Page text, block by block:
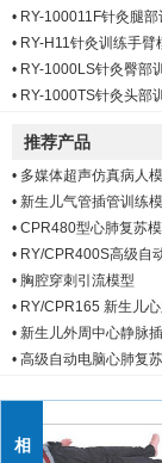
• RY-100011F针灸腿部
• RY-H11针灸训练手臂
• RY-1000LS针灸臀部
• RY-1000TS针灸头部
推荐产品
• 多媒体超声仿真病人
• 新生儿气管插管训练
• CPR480型心肺复苏
• RY/CPR400S高级自
• 胸腔穿刺引流模型
• RY/CPR165 新生儿
• 新生儿外周中心静脉
• 高级自动电脑心肺复
相